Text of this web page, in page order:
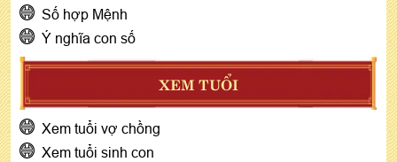
Số hợp Mệnh
Ý nghĩa con số
XEM TUỔI
Xem tuổi vợ chồng
Xem tuổi sinh con